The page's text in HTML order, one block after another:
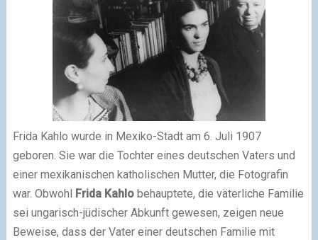
Frida Kahlo wurde in Mexiko-Stadt am 6. Juli 1907
geboren. Sie war die Tochter eines deutschen Vaters und
einer mexikanischen katholischen Mutter, die Fotografin
war. Obwohl Frida Kahlobehauptete, die väterliche Familie
sei ungarisch-jüdischer Abkunft gewesen, zeigen neue
Beweise, dass der Vater einer deutschen Familie mit